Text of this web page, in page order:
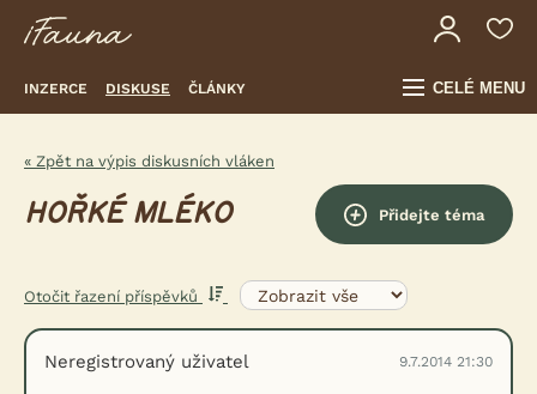
INZERCE DISKUSE ČLÁNKY CELÉ MENU
« Zpět na výpis diskusních vláken
HOŘKÉ MLÉKO Přidejte téma
Otočit řazení příspěvků
Neregistrovaný uživatel 9.7.2014 21:30